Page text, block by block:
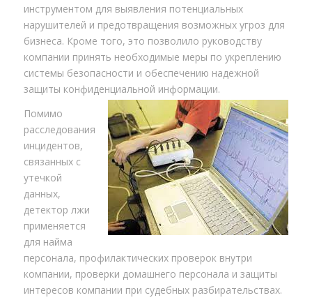
инструментом для выявления потенциальных
нарушителей и предотвращения возможных угроз для
бизнеса. Кроме того, это позволило руководству
компании принять необходимые меры по укреплению
системы безопасности и обеспечению надежной
защиты конфиденциальной информации.
Помимо
расследования
инцидентов,
связанных с
утечкой
данных,
детектор лжи
применяется
для найма
персонала, профилактических проверок внутри
компании, проверки домашнего персонала и защиты
интересов компании при судебных разбирательствах.